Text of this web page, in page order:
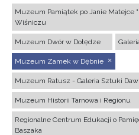
Muzeum Pamiątek po Janie Matejce
Wiśniczu
Muzeum Dwór w Dołędze
Muzeum Zamek w Dębnie
Muzeum Ratusz - Galeria Sztuki
Muzeum Historii Tarnowa i Regionu
Regionalne Centrum Edukacji o
Baszaka